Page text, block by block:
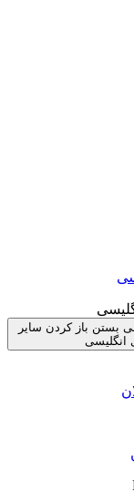
بستن باز کردن سایر
انگلیسی